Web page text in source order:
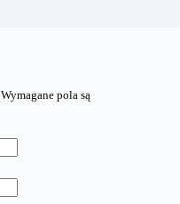
Wymagane pola są